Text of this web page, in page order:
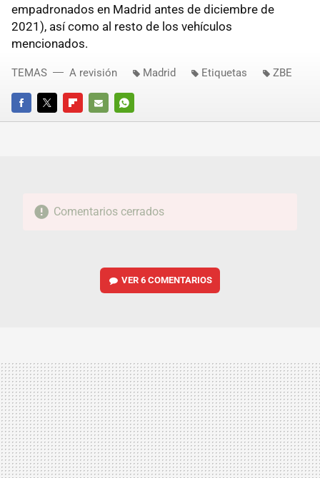
empadronados en Madrid antes de diciembre de
2021), así como al resto de los vehículos
mencionados.
FACEBOOKTWITTERFLIPBOARD
E-
WHATSAPP
TEMAS A revisión Madrid Etiquetas ZBE
Comentarios cerrados
VER6 COMENTARIOS